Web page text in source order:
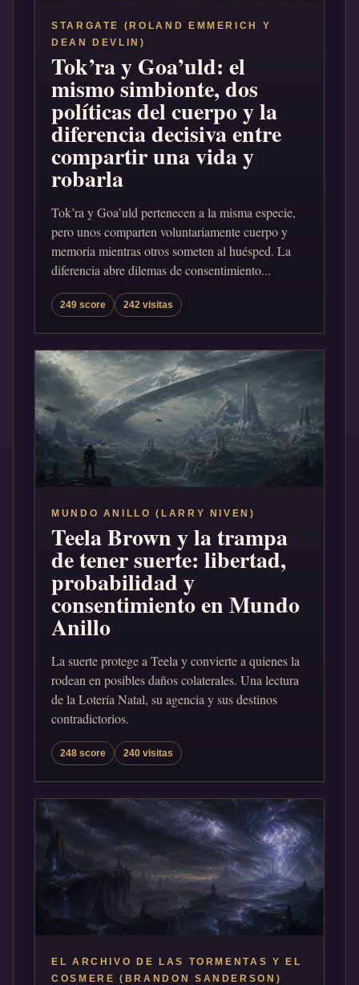
STARGATE (ROLAND EMMERICH Y
DEAN DEVLIN)
Tok’ra y Goa’uld: el
mismo simbionte, dos
políticas del cuerpo y la
diferencia decisiva entre
compartir una vida y
robarla
Tok’ra y Goa’uld pertenecen a la misma especie,
pero unos comparten voluntariamente cuerpo y
memoria mientras otros someten al huésped. La
diferencia abre dilemas de consentimiento...
249 score 242 visitas
MUNDO ANILLO (LARRY NIVEN)
Teela Brown y la trampa
de tener suerte: libertad,
probabilidad y
consentimiento en Mundo
Anillo
La suerte protege a Teela y convierte a quienes la
rodean en posibles daños colaterales. Una lectura
de la Lotería Natal, su agencia y sus destinos
contradictorios.
248 score 240 visitas
EL ARCHIVO DE LAS TORMENTAS Y EL
COSMERE (BRANDON SANDERSON)